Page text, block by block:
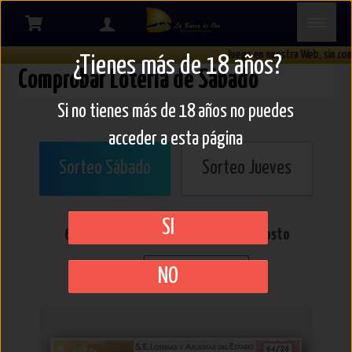
Comprobar
Premios
Lotería
Juega en nuestra Web, sin
Comprobar Lotería de Sábado
Sorteo Sábado Sorteo Jueves
64/26 SORTEO del 8 de Agosto
CAMBIAR SORTEO
¿Tienes más de 18 años?
Si no tienes más de 18 años no puedes
acceder a esta página
SI
NO